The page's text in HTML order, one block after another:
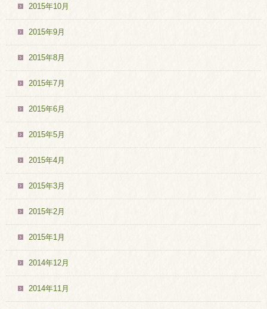
2015年10月
2015年9月
2015年8月
2015年7月
2015年6月
2015年5月
2015年4月
2015年3月
2015年2月
2015年1月
2014年12月
2014年11月